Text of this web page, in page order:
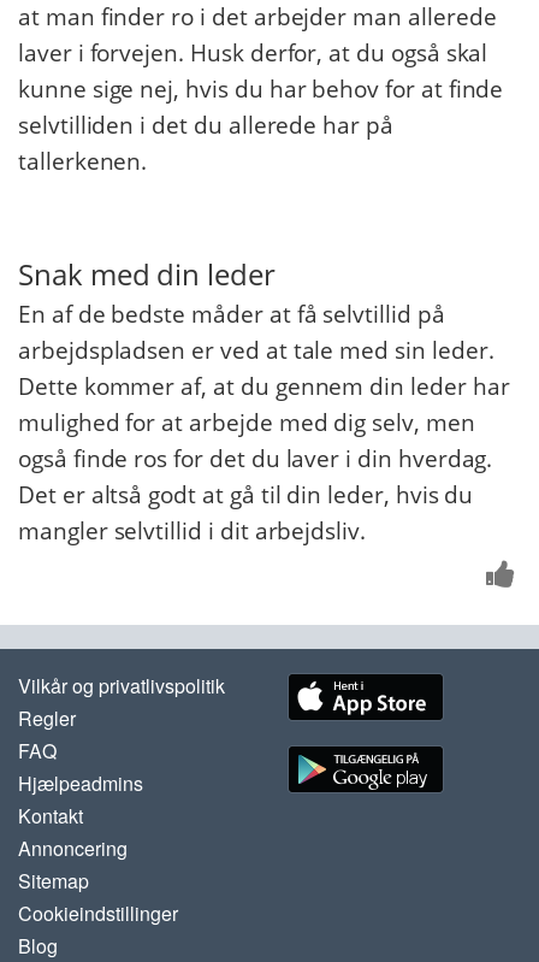
at man finder ro i det arbejder man allerede
laver i forvejen. Husk derfor, at du også skal
kunne sige nej, hvis du har behov for at finde
selvtilliden i det du allerede har på
tallerkenen.
Snak med din leder
En af de bedste måder at få selvtillid på
arbejdspladsen er ved at tale med sin leder.
Dette kommer af, at du gennem din leder har
mulighed for at arbejde med dig selv, men
også finde ros for det du laver i din hverdag.
Det er altså godt at gå til din leder, hvis du
mangler selvtillid i dit arbejdsliv.
Vilkår og privatlivspolitik
Regler
FAQ
Hjælpeadmins
Kontakt
Annoncering
Sitemap
Cookieindstillinger
Blog